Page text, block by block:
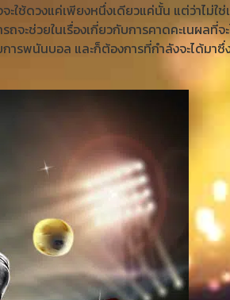
ช้ดวงแค่เพียงหนึ่งเดียวแค่นั้น แต่ว่าไม่ใ
ะช่วยในเรื่องเกี่ยวกับการคาดคะเนผล
พนันบอล และก็ต้องการที่กำลังจะได้มาซึ่